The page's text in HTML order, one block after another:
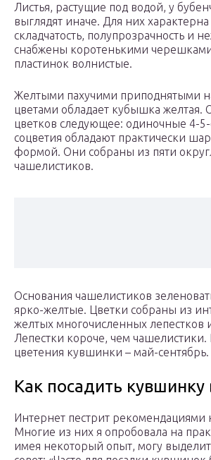
Листья, растущие под водой, у
выглядят иначе. Для них
складчатость, полупрозрачность и
снабжены коротенькими
пластинок волнистые.
Желтыми пахучими приподнятыми
цветами обладает кубышка желтая.
цветков следующее: одиночные 4-
соцветия обладают практически
формой. Они собраны из пяти
чашелистиков.
Основания чашелистиков
ярко-желтые. Цветки собраны из
желтых многочисленных лепестков
Лепестки короче, чем
цветения кувшинки – май-сентябрь.
Как посадить кувшинку
Интернет пестрит рекомендациями
Многие из них я опробовала на
имея некоторый опыт, могу